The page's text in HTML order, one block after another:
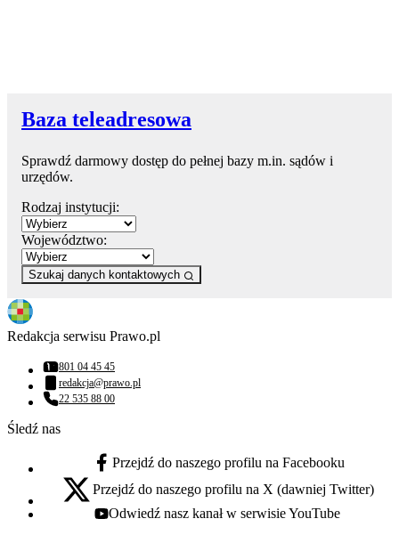
Baza teleadresowa
Sprawdź darmowy dostęp do pełnej bazy m.in. sądów i
urzędów.
Rodzaj instytucji:
Województwo:
Szukaj danych kontaktowych
Redakcja serwisu Prawo.pl
Numer telefonu:
801 04 45 45
Adres email:
redakcja@prawo.pl
Numer telefonu:
22 535 88 00
Śledź nas
facebook - otwiera się w nowej karcie
Przejdź do naszego profilu na Facebooku
x - otwiera się w nowej karcie
Przejdź do naszego profilu na X (dawniej Twitter)
youtube - otwiera się w nowej karcie
Odwiedź nasz kanał w serwisie YouTube